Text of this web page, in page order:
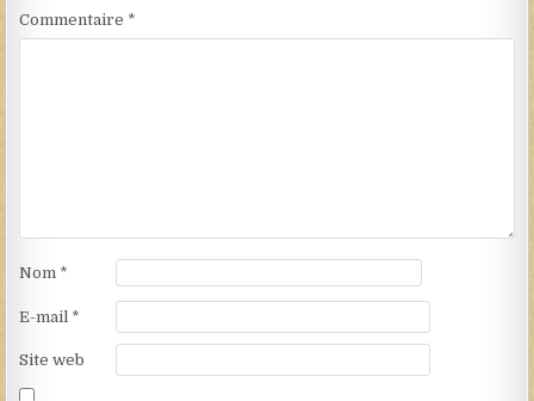
Commentaire *
Nom *
E-mail *
Site web